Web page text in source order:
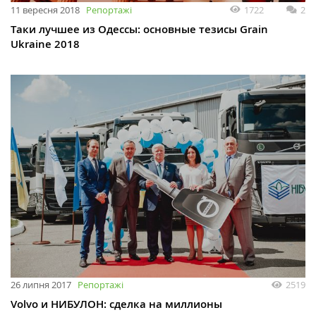
11 вересня 2018 Репортажі 1722 2
Таки лучшее из Одессы: основные тезисы Grain
Ukraine 2018
26 липня 2017 Репортажі 2519
Volvo и НИБУЛОН: сделка на миллионы